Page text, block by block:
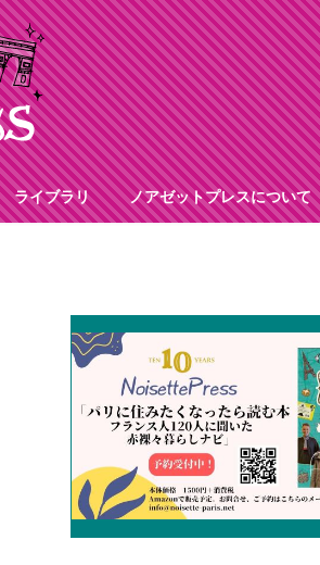
ライブラリ ノアゼットプレスについて